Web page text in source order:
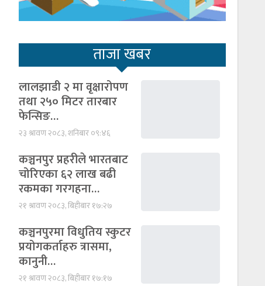
ताजा खबर
लालझाडी २ मा वृक्षारोपण
तथा २५० मिटर तारबार
फेन्सिङ…
२३ श्रावण २०८३, शनिबार ०९:४६
कञ्चनपुर प्रहरीले भारतबाट
चोरिएका ६२ लाख बढी
रकमका गरगहना…
२१ श्रावण २०८३, बिहीबार १७:२७
कञ्चनपुरमा विधुतिय स्कुटर
प्रयोगकर्ताहरु त्रासमा,
कानुनी…
२१ श्रावण २०८३, बिहीबार १७:१७